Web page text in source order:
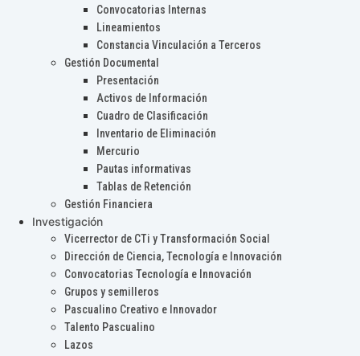
Convocatorias Internas
Lineamientos
Constancia Vinculación a Terceros
Gestión Documental
Presentación
Activos de Información
Cuadro de Clasificación
Inventario de Eliminación
Mercurio
Pautas informativas
Tablas de Retención
Gestión Financiera
Investigación
Vicerrector de CTi y Transformación Social
Dirección de Ciencia, Tecnología e Innovación
Convocatorias Tecnología e Innovación
Grupos y semilleros
Pascualino Creativo e Innovador
Talento Pascualino
Lazos